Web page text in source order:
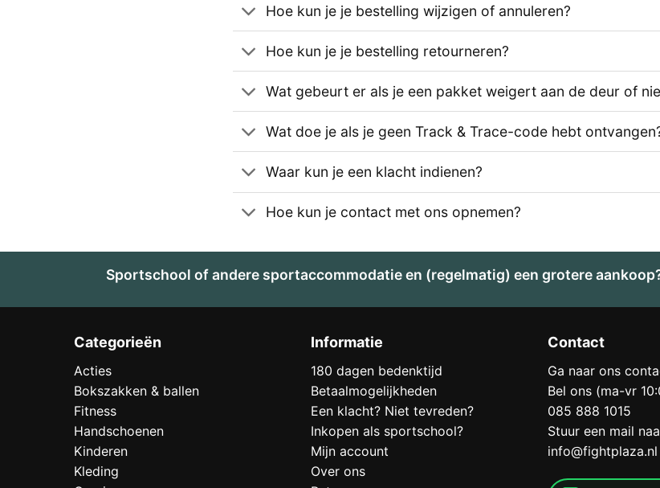
Hoe kun je je bestelling wijzigen of annuleren?
Hoe kun je je bestelling retourneren?
Wat gebeurt er als je een pakket weigert aan de deur of
Wat doe je als je geen Track & Trace-code hebt
Waar kun je een klacht indienen?
Hoe kun je contact met ons opnemen?
Sportschool of andere sportaccommodatie en (regelmatig) een grotere
Categorieën
Acties
Bokszakken & ballen
Fitness
Handschoenen
Kinderen
Kleding
Informatie
180 dagen bedenktijd
Betaalmogelijkheden
Een klacht? Niet tevreden?
Inkopen als sportschool?
Mijn account
Over ons
Contact
Ga naar ons
Bel ons (ma-vr
085 888 1015
Stuur een mail
info@fightplaza.nl